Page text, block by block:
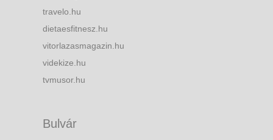
travelo.hu
dietaesfitnesz.hu
vitorlazasmagazin.hu
videkize.hu
tvmusor.hu
Bulvár